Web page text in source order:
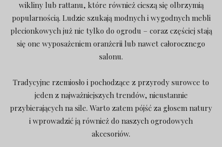
wikliny lub rattanu, które również cieszą się olbrzymią
popularnością. Ludzie szukają modnych i wygodnych mebli
plecionkowych już nie tylko do ogrodu – coraz częściej stają
się one wyposażeniem oranżerii lub nawet całorocznego
salonu.
Tradycyjne rzemiosło i pochodzące z przyrody surowce to
jeden z najważniejszych trendów, nieustannie
przybierających na sile. Warto zatem pójść za głosem natury
i wprowadzić ją również do naszych ogrodowych
akcesoriów.